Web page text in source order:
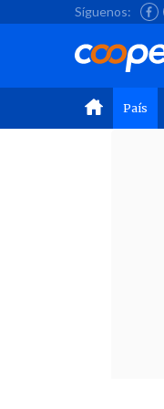
Síguenos:
País